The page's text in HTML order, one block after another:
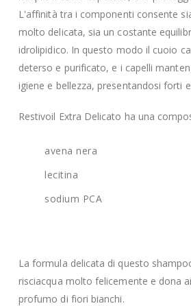
L'affinità tra i componenti consente
molto delicata, sia un costante
idrolipidico. In questo modo il cuoio
deterso e purificato, e i capelli
igiene e bellezza, presentandosi forti
Restivoil Extra Delicato ha una
avena nera
lecitina
sodium PCA
La formula delicata di questo
risciacqua molto felicemente e dona
profumo di fiori bianchi.